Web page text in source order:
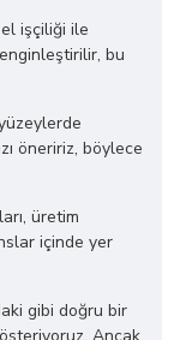
işçiliği ile
bu
öneririz, böylece
üretim
içinde yer
gibi doğru bir